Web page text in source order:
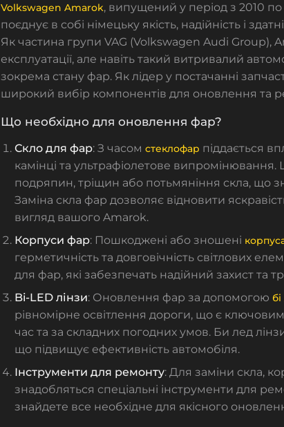
Volkswagen Amarok, випущений у період з 2010
поєднує в собі німецьку якість, надійність і
Як частина групи VAG (Volkswagen Audi Group),
експлуатації, але навіть такий витривалий
зокрема стану фар. Як лідер у постачанні
широкий вибір компонентів для оновлення та
Що необхідно для оновлення фар?
Скло для фар: З часом стеклофар піддається
камінці та ультрафіолетове
подряпин, тріщин або потьмяніння скла, що
Заміна скла фар дозволяє відновити
вигляд вашого Amarok.
Корпуси фар: Пошкоджені або зношені
герметичність та довговічність світлових
для фар, які забезпечать надійний захист та
Bi-LED лінзи: Оновлення фар за допомогою
рівномірне освітлення дороги, що є
час та за складних погодних умов. Би лед
що підвищує ефективність автомобіля.
Інструменти для ремонту: Для заміни скла,
знадобляться спеціальні інструменти для
знайдете все необхідне для якісного